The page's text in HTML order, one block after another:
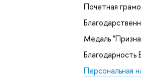
Почетная
Медаль
Персональная